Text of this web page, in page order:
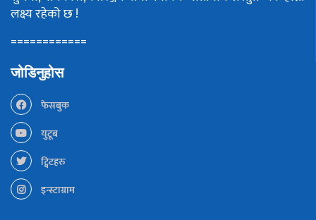
लक्ष्य रहेको छ !
============
जोडिनुहोस
फेसबुक
युटूब
ट्विटहरु
इन्स्टाग्राम